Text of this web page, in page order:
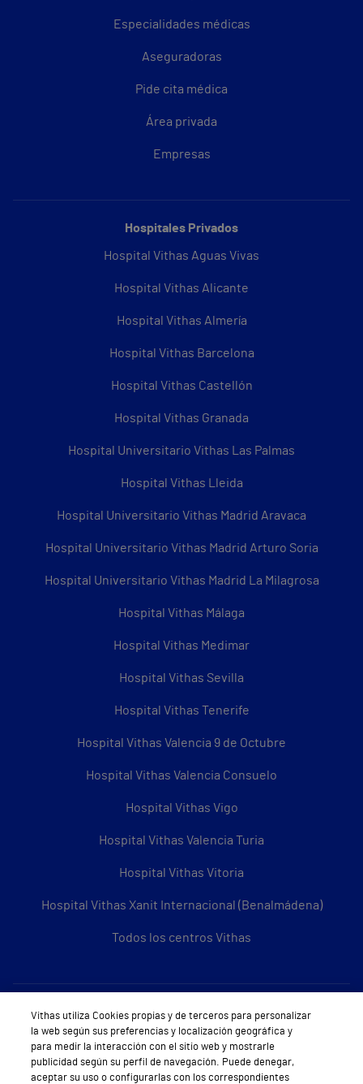
Especialidades médicas
Aseguradoras
Pide cita médica
Área privada
Empresas
Hospitales Privados
Hospital Vithas Aguas Vivas
Hospital Vithas Alicante
Hospital Vithas Almería
Hospital Vithas Barcelona
Hospital Vithas Castellón
Hospital Vithas Granada
Hospital Universitario Vithas Las Palmas
Hospital Vithas Lleida
Hospital Universitario Vithas Madrid Aravaca
Hospital Universitario Vithas Madrid Arturo Soria
Hospital Universitario Vithas Madrid La Milagrosa
Hospital Vithas Málaga
Hospital Vithas Medimar
Hospital Vithas Sevilla
Hospital Vithas Tenerife
Hospital Vithas Valencia 9 de Octubre
Hospital Vithas Valencia Consuelo
Hospital Vithas Vigo
Hospital Vithas Valencia Turia
Hospital Vithas Vitoria
Hospital Vithas Xanit Internacional (Benalmádena)
Todos los centros Vithas
Sobre Vithas
Quiénes somos
Trabajar en Vithas
Vithas utiliza Cookies propias y de terceros para personalizar
la web según sus preferencias y localización geográfica y
para medir la interacción con el sitio web y mostrarle
publicidad según su perfil de navegación. Puede denegar,
aceptar su uso o configurarlas con los correspondientes